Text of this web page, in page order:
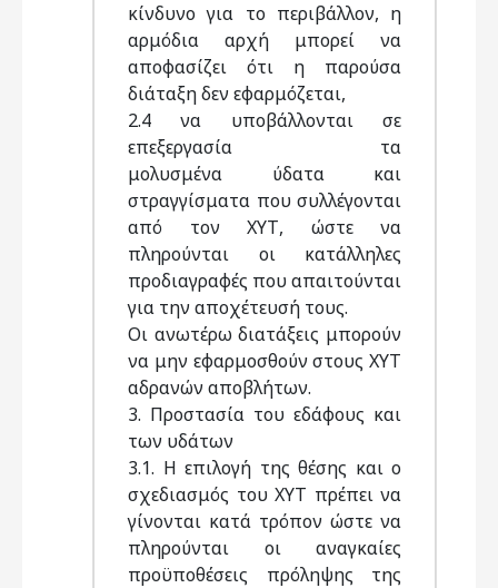
κίνδυνο για το περιβάλλον, η
αρμόδια αρχή μπορεί να
αποφασίζει ότι η παρούσα
διάταξη δεν εφαρμόζεται,
2.4 να υποβάλλονται σε
επεξεργασία τα
μολυσμένα ύδατα και
στραγγίσματα που συλλέγονται
από τον ΧΥΤ, ώστε να
πληρούνται οι κατάλληλες
προδιαγραφές που απαιτούνται
για την αποχέτευσή τους.
Οι ανωτέρω διατάξεις μπορούν
να μην εφαρμοσθούν στους ΧΥΤ
αδρανών αποβλήτων.
3. Προστασία του εδάφους και
των υδάτων
3.1. Η επιλογή της θέσης και ο
σχεδιασμός του ΧΥΤ πρέπει να
γίνονται κατά τρόπον ώστε να
πληρούνται οι αναγκαίες
προϋποθέσεις πρόληψης της